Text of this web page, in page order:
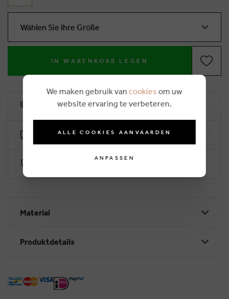
Wählen Sie Ihre Größe
IN WARENKORB LEGEN
10% Treuerabatt
Kostenlose Lieferung ab €50 (2-4 Arbeitstage)
Material
Produktdetails
We maken gebruik van cookies om uw
website ervaring te verbeteren.
ALLE COOKIES AANVAARDEN
ANPASSEN